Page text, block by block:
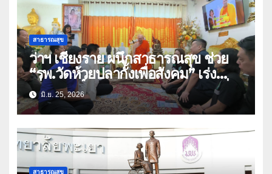
สาธารณสุข
ว่าฯ เชียงราย ผนึกสาธารณสุข ช่วย
“รพ.วัดห้วยปลากั้งเพื่อสังคม” เร่ง
เชื่อมสิทธิ์ สปสช. เดินหน้าภารกิจเพื่อ
ผู้ป่วยยากไร้อย่างยั่งยืน
มิ.ย. 25, 2026
สาธารณสุข